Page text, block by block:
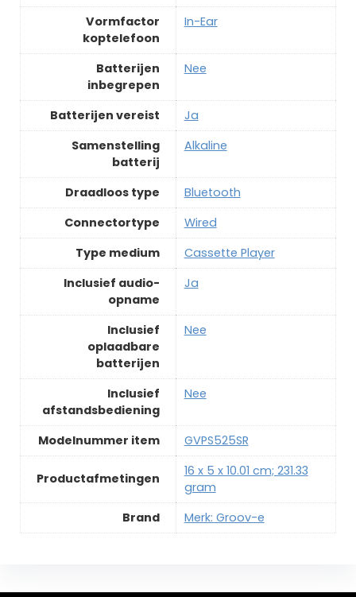
Vormfactor
koptelefoon
‎In-Ear
Batterijen
inbegrepen
‎Nee
Batterijen vereist
‎Ja
Samenstelling
batterij
‎Alkaline
Draadloos type
‎Bluetooth
Connectortype
‎Wired
Type medium
‎Cassette Player
Inclusief audio-
opname
‎Ja
Inclusief
oplaadbare
batterijen
‎Nee
Inclusief
afstandsbediening
‎Nee
Modelnummer item ‎GVPS525SR
Productafmetingen
‎16 x 5 x 10.01 cm; 231.33
gram
Brand
Merk: Groov-e